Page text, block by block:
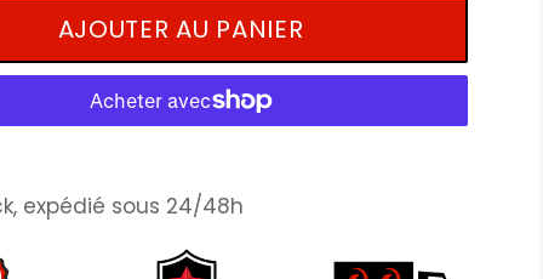
AJOUTER AU PANIER
expédié sous 24/48h